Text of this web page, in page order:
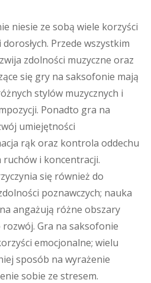
niesie ze sobą wiele korzyści
Przede wszystkim
zdolności muzyczne oraz
się gry na saksofonie mają
stylów muzycznych i
Ponadto gra na
umiejętności
rąk oraz kontrola oddechu
ruchów i koncentracji.
się również do
poznawczych; nauka
angażują różne obszary
Gra na saksofonie
emocjonalne; wielu
sposób na wyrażenie
sobie ze stresem.